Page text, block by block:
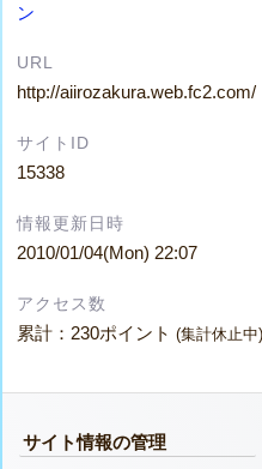
ン
URL
http://aiirozakura.web.fc2.com/
サイトID
15338
情報更新日時
2010/01/04(Mon) 22:07
アクセス数
累計：230ポイント(集計休止中)
サイト情報の管理